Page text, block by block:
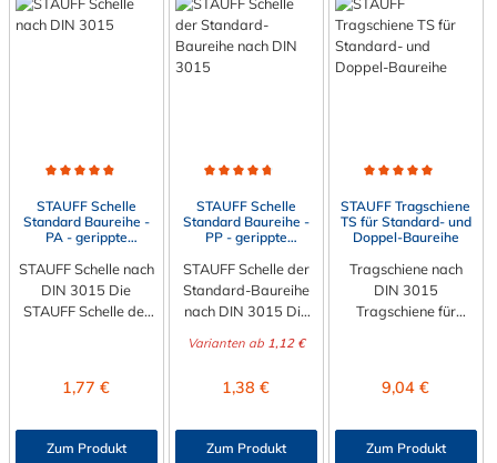
STAUFF Schelle
Standard Baureihe -
PA - gerippte
STAUFF Schelle nach
DIN 3015 Die
STAUFF Schelle der
3015 zur einfachen
von Rohren,
Regulärer Preis:
1,77 €
Zum Produkt
STAUFF Schelle
Standard Baureihe -
PP - gerippte
STAUFF Schelle der
Standard-Baureihe
nach DIN 3015 Die
Standard Baureihe
einfachen und
Rohren, Schläuchen,
Varianten ab1,12 €
Regulärer Preis:
1,38 €
Zum Produkt
STAUFF Tragschiene
TS für Standard- und
Doppel-Baureihe
Tragschiene nach
DIN 3015
Tragschiene für
nach DIN 3015.
der Standard- und
Regulärer Preis:
9,04 €
Zum Produkt